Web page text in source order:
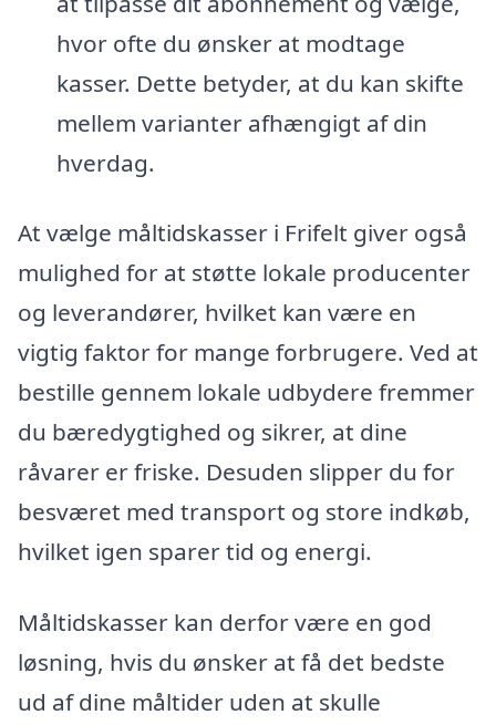
hvor ofte du ønsker at modtage
kasser. Dette betyder, at du kan skifte
mellem varianter afhængigt af din
hverdag.
At vælge måltidskasser i Frifelt giver også
mulighed for at støtte lokale producenter
og leverandører, hvilket kan være en
vigtig faktor for mange forbrugere. Ved at
bestille gennem lokale udbydere fremmer
du bæredygtighed og sikrer, at dine
råvarer er friske. Desuden slipper du for
besværet med transport og store indkøb,
hvilket igen sparer tid og energi.
Måltidskasser kan derfor være en god
løsning, hvis du ønsker at få det bedste
ud af dine måltider uden at skulle